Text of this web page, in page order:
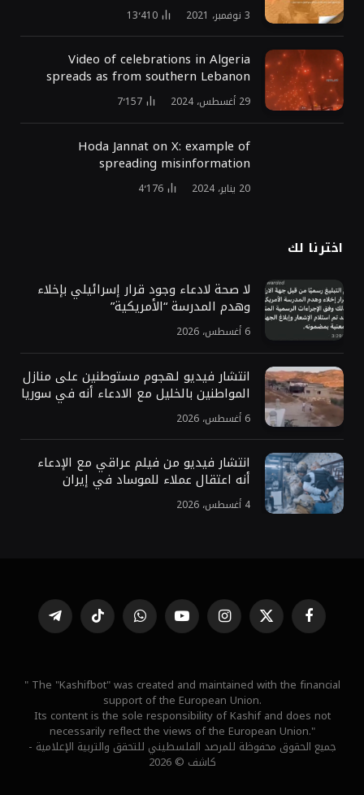
3 نوفمبر، 2021 13٬410
Video of celebrations in Algeria
spreads as from southern Lebanon
29 أغسطس، 2024 7٬157
Hoda Jannat on X: example of
spreading misinformation
20 يناير، 2024 4٬176
اخترنا لك
لا صحة لادعاء وجود قرار إسرائيلي بإخلاء
وهدم المدرسة “الأمريكية”
6 أغسطس، 2026
انتشار فيديو لهجوم مستوطنين على منازل
المواطنين بالخليل مع الادعاء أنه في سوريا
6 أغسطس، 2026
انتشار فيديو من فيلم عراقي مع الإدعاء
أنه اعتقال عملاء للموساد في إيران
4 أغسطس، 2026
فيسبوك X
(Twitter)
الانستغراميوتيوب واتساب تيكتوك تيلقرام
" The "Kashifbot" was created and maintained with the financial
support of the European Union.
Its content is the sole responsibility of Kashif and does not
necessarily reflect the views of the European Union."
جميع الحقوق محفوظة للمرصد الفلسطيني للتحقق والتربية الإعلامية -
كاشف © 2026